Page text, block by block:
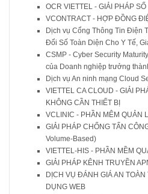
OCR VIETTEL - GIẢI PHÁP
VCONTRACT - HỢP ĐỒNG
Dịch vụ Cổng Thông Tin Điện
Đổi Số Toàn Diện Cho Y Tế,
CSMP - Cyber Security
của Doanh nghiệp trưởng
Dịch vụ An ninh mạng Cloud
VIETTEL CA CLOUD - GIẢI
KHÔNG CẦN THIẾT BỊ
VCLINIC - PHẦN MÊM QUẢN
GIẢI PHÁP CHỐNG TẤN
Volume-Based)
VIETTEL-HIS - PHẦN MỀM
GIẢI PHÁP KÊNH TRUYỀN
DỊCH VỤ ĐÁNH GIÁ AN
DỤNG WEB